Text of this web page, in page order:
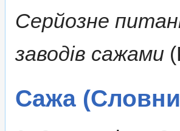
Серйозне
заводів сажами
Сажа